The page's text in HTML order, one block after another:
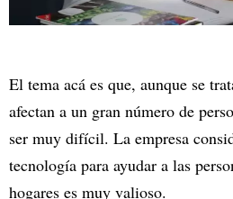
El tema acá es que, aunque se
afectan a un gran número de
ser muy difícil. La empresa
tecnología para ayudar a las
hogares es muy valioso.